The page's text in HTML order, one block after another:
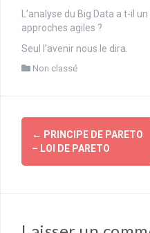
L’analyse du Big Data a t-il
approches agiles ?
Seul l’avenir nous le dira.
Non classé
Navigation
d'article
← PRINCIPE DE PARETO
– LOI DE PARETO